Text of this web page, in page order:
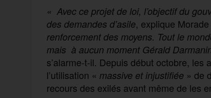
« Avec ce projet de loi, l’objectif du
des demandes d’asile, explique
renforcement des moyens. Tout le
mais à aucun moment Gérald
s’alarme-t-il. Depuis début octobre, les
l’utilisation « massive et injustifiée » de
recours des exilés avant même de les